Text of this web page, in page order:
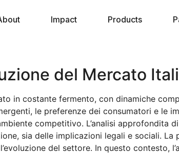
Impact Products
del Mercato
in costante fermento, con dinamiche
le preferenze dei consumatori e le
competitivo. L’analisi approfondita
sia delle implicazioni legali e sociali.
del settore. In questo contesto,